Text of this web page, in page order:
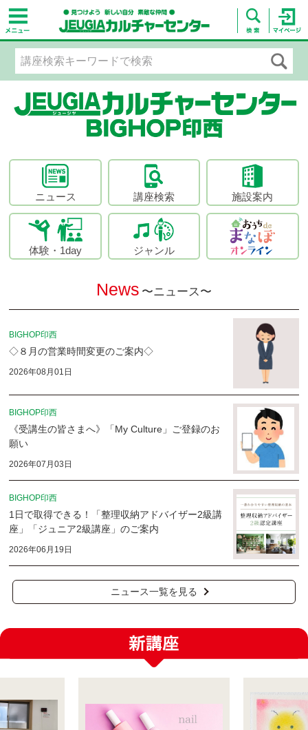
ニュース 講座検索 施設案内
体験・1day ジャンル
News 〜ニュース〜
BIGHOP印西
◇８月の営業時間変更のご案内◇
2026年08月01日
BIGHOP印西
《受講生の皆さまへ》「My Culture」ご登録のお
願い
2026年07月03日
BIGHOP印西
1日で取得できる！「整理収納アドバイザー2級講
座」「ジュニア2級講座」のご案内
2026年06月19日
ニュース一覧を見る